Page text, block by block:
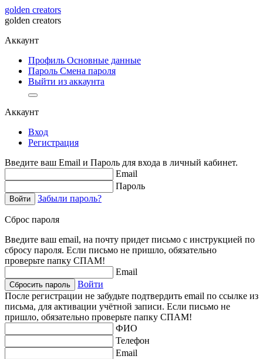
golden creators
golden creators
Аккаунт
Профиль Основные данные
Пароль Смена пароля
Выйти из аккаунта
Аккаунт
Вход
Регистрация
Введите ваш Email и Пароль для входа в личный кабинет.
Email
Пароль
Войти Забыли пароль?
Сброс пароля
Введите ваш email, на почту придет письмо с инструкцией по
сбросу пароля. Если письмо не пришло, обязательно
проверьте папку СПАМ!
Email
Сбросить пароль
Войти
После регистрации не забудьте подтвердить email по ссылке из
письма, для активации учётной записи. Если письмо не
пришло, обязательно проверьте папку СПАМ!
ФИО
Телефон
Email